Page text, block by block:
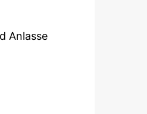
Anlasse